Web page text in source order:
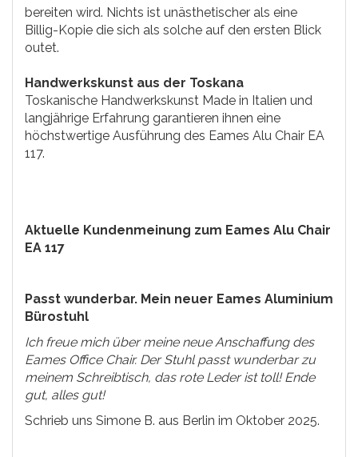
bereiten wird. Nichts ist unästhetischer als eine
Billig-Kopie die sich als solche auf den ersten Blick
outet.
Handwerkskunst aus der Toskana
Toskanische Handwerkskunst Made in Italien und
langjährige Erfahrung garantieren ihnen eine
höchstwertige Ausführung des Eames Alu Chair EA
117.
Aktuelle Kundenmeinung zum Eames Alu Chair
EA 117
Passt wunderbar. Mein neuer Eames Aluminium
Bürostuhl
Ich freue mich über meine neue Anschaffung des
Eames Office Chair. Der Stuhl passt wunderbar zu
meinem Schreibtisch, das rote Leder ist toll! Ende
gut, alles gut!
Schrieb uns Simone B. aus Berlin im Oktober 2025.